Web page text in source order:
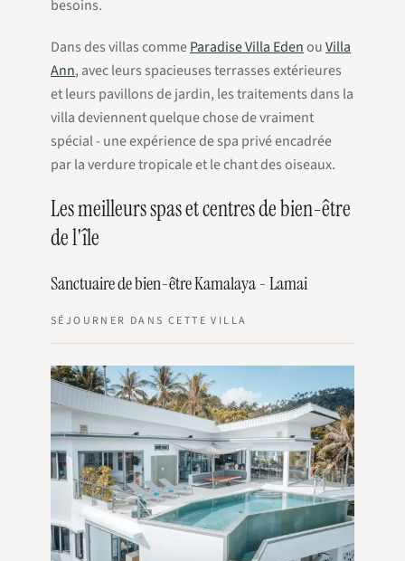
besoins.
Dans des villas commeParadise Villa EdenouVilla
Ann, avec leurs spacieuses terrasses extérieures
et leurs pavillons de jardin, les traitements dans la
villa deviennent quelque chose de vraiment
spécial - une expérience de spa privé encadrée
par la verdure tropicale et le chant des oiseaux.
Les meilleurs spas et centres de bien-être
de l'île
Sanctuaire de bien-être Kamalaya - Lamai
SÉJOURNER DANS CETTE VILLA